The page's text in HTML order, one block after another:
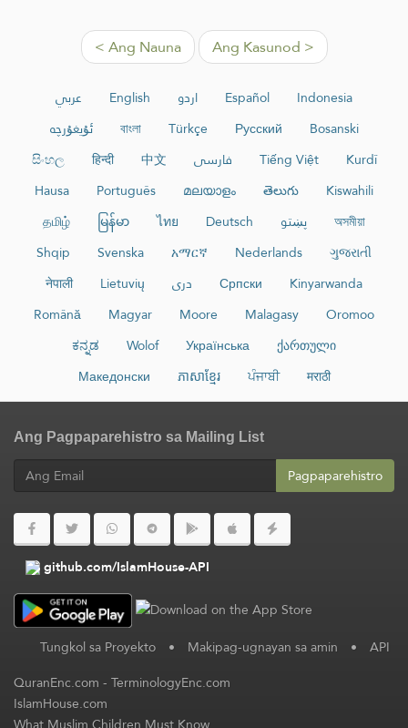
< Ang Nauna Ang Kasunod >
عربي English اردو Español
Indonesia
ئۇيغۇرچە
বাংলা Türkçe Русский
Bosanski
සිංහල
हिन्दी 中文 فارسی Tiếng Việt
Kurdî
Hausa
Português മലയാളം తెలుగు
Kiswahili
தமிழ்
မြန်မာ ไทย Deutsch پښتو
অসমীয়া
Shqip
Svenska አማርኛ Nederlands
ગુજરાતી
नेपाली
Lietuvių دری Српски
Kinyarwanda
Română
Magyar Moore Malagasy
Oromoo
ಕನ್ನಡ
Wolof Українська
ქართული
Македонски
ភាសាខ្មែរ ਪੰਜਾਬੀ मराठी
Ang Pagpaparehistro sa Mailing List
Pagpaparehistro
github.com/IslamHouse-API
Tungkol sa Proyekto • Makipag-ugnayan sa amin • API
QuranEnc.com-TerminologyEnc.com
IslamHouse.com